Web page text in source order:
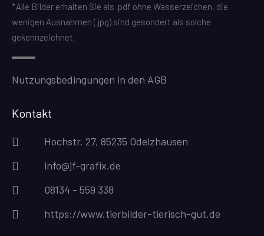
*Alle Bilder erhalten Sie als .pdf ohne Wasserzeichen, die
wenigen Ausnahmen (.jpg) sind gesondert als solche
gekennzeichnet.
Nutzungsbedingungen in den AGB
Kontakt
Hochstr. 27, 85235 Odelzhausen
info@jf-grafix.de
08134 - 559 338
https://www.tierbilder-tierisch-gut.de